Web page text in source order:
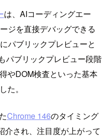
は、AIコーディングエー
ジを直接デバッグできる
パブリックプレビューと
パブリックプレビュー段階
やDOM検査といった基本
た。
Chrome 146のタイミング
介され、注目度が上がって